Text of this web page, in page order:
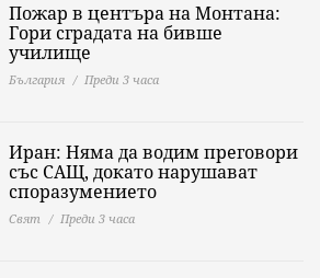
Пожар в центъра на Монтана:
Гори сградата на бивше
училище
България Преди 3 часа
Иран: Няма да водим преговори
със САЩ, докато нарушават
споразумението
Свят Преди 3 часа